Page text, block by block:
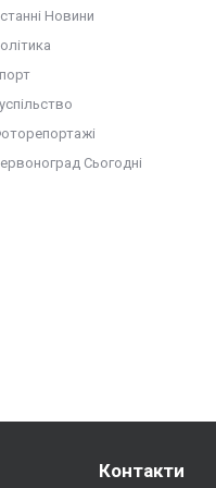
Новини
Сьогодні
Контакти